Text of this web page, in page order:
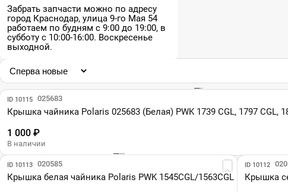
Забрать запчасти можно по адресу
город Краснодар, улица 9-го Мая 54
работаем по будням с 9:00 до 19:00, в
субботу с 10:00-16:00. Воскресенье
выходной.
ID 10115
Парт №: 025683
Крышка чайника Polaris 025683 (Белая) PWK 1739 CGL, 1797 CGL,
1 000 ₽
В наличии
ID 10113
Парт №: 020585
Крышка белая чайника Polaris PWK 1545CGL/1563CGL
ID 10112
Парт №:
Крышка